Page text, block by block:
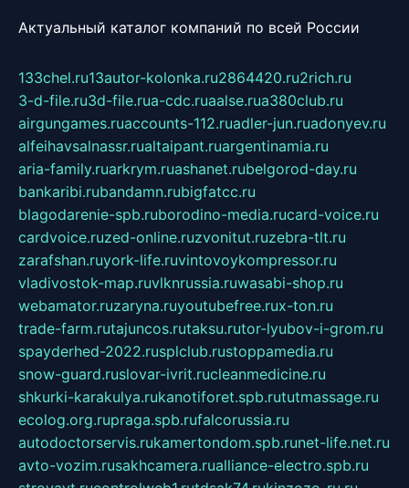
Актуальный каталог компаний по всей России
133chel.ru13autor-kolonka.ru2864420.ru2rich.ru
3-d-file.ru3d-file.rua-cdc.ruaalse.rua380club.ru
airgungames.ruaccounts-112.ruadler-jun.ruadonyev.ru
alfeihavsalnassr.rualtaipant.ruargentinamia.ru
aria-family.ruarkrym.ruashanet.rubelgorod-day.ru
bankaribi.rubandamn.rubigfatcc.ru
blagodarenie-spb.ruborodino-media.rucard-voice.ru
cardvoice.ruzed-online.ruzvonitut.ruzebra-tlt.ru
zarafshan.ruyork-life.ruvintovoykompressor.ru
vladivostok-map.ruvlknrussia.ruwasabi-shop.ru
webamator.ruzaryna.ruyoutubefree.rux-ton.ru
trade-farm.rutajuncos.rutaksu.rutor-lyubov-i-grom.ru
spayderhed-2022.rusplclub.rustoppamedia.ru
snow-guard.ruslovar-ivrit.rucleanmedicine.ru
shkurki-karakulya.rukanotiforet.spb.rututmassage.ru
ecolog.org.rupraga.spb.rufalcorussia.ru
autodoctorservis.rukamertondom.spb.runet-life.net.ru
avto-vozim.rusakhcamera.rualliance-electro.spb.ru